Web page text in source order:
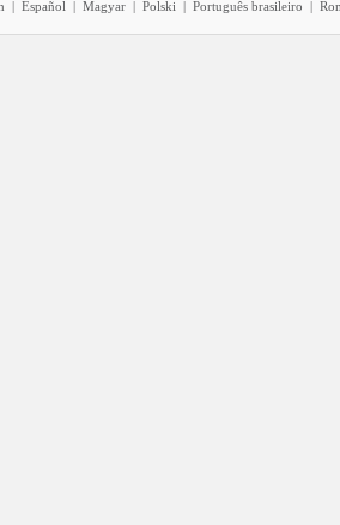
| Español | Magyar | Polski | Português brasileiro |